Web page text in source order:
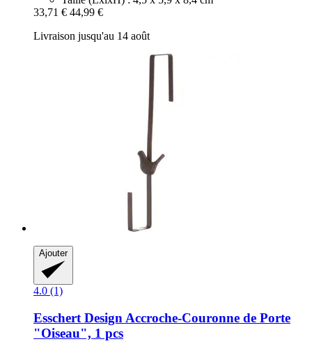
33,71 € 44,99 €
Livraison jusqu'au 14 août
Ajouter
4.0 (1)
Esschert Design Accroche-​Couronne de Porte
"Oiseau", 1 pcs